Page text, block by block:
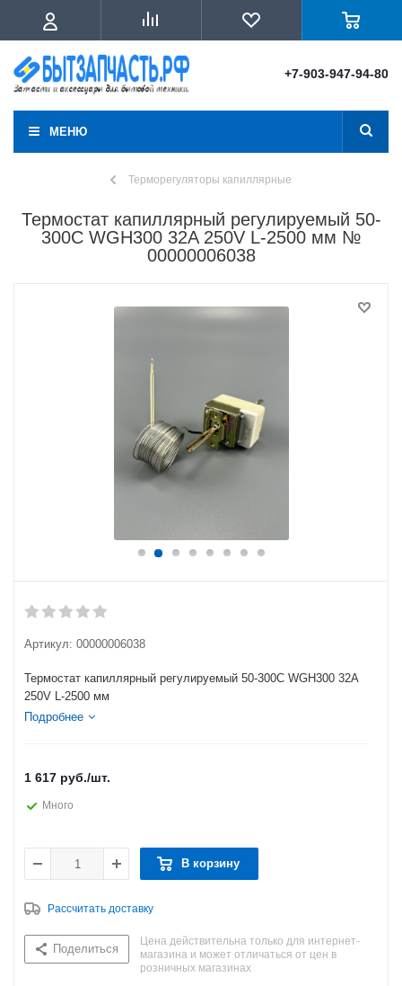
+7-903-947-94-80
МЕНЮ
Терморегуляторы капиллярные
Термостат капиллярный регулируемый 50-
300C WGH300 32A 250V L-2500 мм №
00000006038
Артикул: 00000006038
Термостат капиллярный регулируемый 50-300C WGH300 32A
250V L-2500 мм
Подробнее
1 617 руб./шт.
Много
В корзину
Рассчитать доставку
Поделиться
Цена действительна только для интернет-
магазина и может отличаться от цен в
розничных магазинах